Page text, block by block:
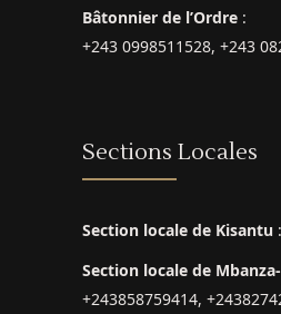
Bâtonnier de l’Ordre :
+243 0998511528, +243
Sections Locales
Section locale de Kisantu
Section locale de
+243858759414,